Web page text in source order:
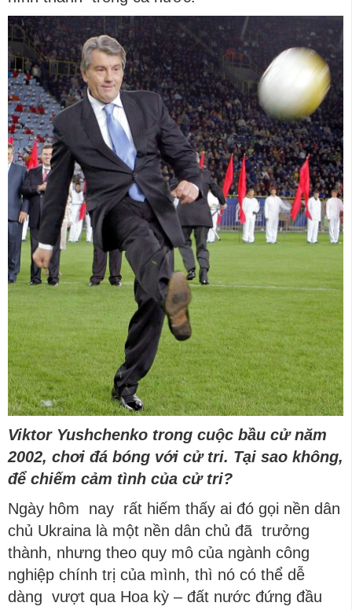
Viktor Yushchenko trong cuộc bầu cử năm
2002, chơi đá bóng với cử tri. Tại sao không,
để chiếm cảm tình của cử tri?
Ngày hôm nay rất hiếm thấy ai đó gọi nền dân
chủ Ukraina là một nền dân chủ đã trưởng
thành, nhưng theo quy mô của ngành công
nghiệp chính trị của mình, thì nó có thể dễ
dàng vượt qua Hoa kỳ – đất nước đứng đầu